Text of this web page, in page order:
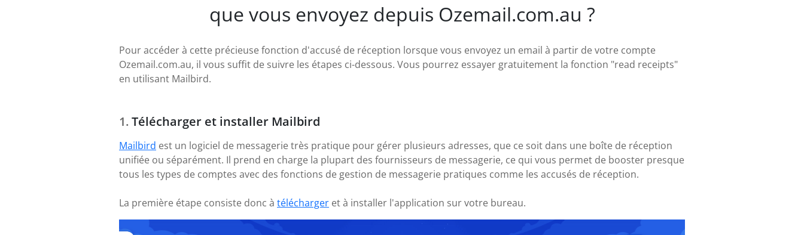
que vous envoyez depuis Ozemail.com.au ?
Pour accéder à cette précieuse fonction d'accusé de réception lorsque vous envoyez un email à partir de votre compte
Ozemail.com.au, il vous suffit de suivre les étapes ci-dessous. Vous pourrez essayer gratuitement la fonction "read receipts"
en utilisant Mailbird.
Télécharger et installer Mailbird
Mailbird est un logiciel de messagerie très pratique pour gérer plusieurs adresses, que ce soit dans une boîte de réception
unifiée ou séparément. Il prend en charge la plupart des fournisseurs de messagerie, ce qui vous permet de booster presque
tous les types de comptes avec des fonctions de gestion de messagerie pratiques comme les accusés de réception.
La première étape consiste donc à télécharger et à installer l'application sur votre bureau.